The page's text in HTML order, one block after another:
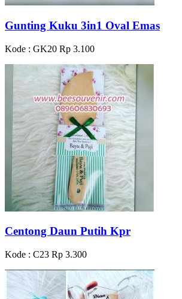
Gunting Kuku 3in1 Oval Emas
Kode : GK20 Rp 3.100
Centong Daun Putih Kpr
Kode : C23 Rp 3.300